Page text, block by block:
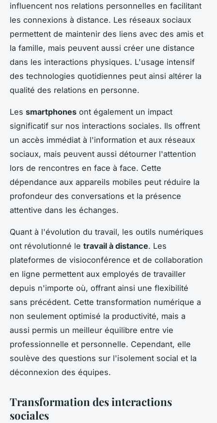
influencent nos relations personnelles en facilitant
les connexions à distance. Les réseaux sociaux
permettent de maintenir des liens avec des amis et
la famille, mais peuvent aussi créer une distance
dans les interactions physiques. L'usage intensif
des technologies quotidiennes peut ainsi altérer la
qualité des relations en personne.
Les smartphones ont également un impact
significatif sur nos interactions sociales. Ils offrent
un accès immédiat à l'information et aux réseaux
sociaux, mais peuvent aussi détourner l'attention
lors de rencontres en face à face. Cette
dépendance aux appareils mobiles peut réduire la
profondeur des conversations et la présence
attentive dans les échanges.
Quant à l'évolution du travail, les outils numériques
ont révolutionné le travail à distance. Les
plateformes de visioconférence et de collaboration
en ligne permettent aux employés de travailler
depuis n'importe où, offrant ainsi une flexibilité
sans précédent. Cette transformation numérique a
non seulement optimisé la productivité, mais a
aussi permis un meilleur équilibre entre vie
professionnelle et personnelle. Cependant, elle
soulève des questions sur l'isolement social et la
déconnexion des équipes.
Transformation des interactions
sociales